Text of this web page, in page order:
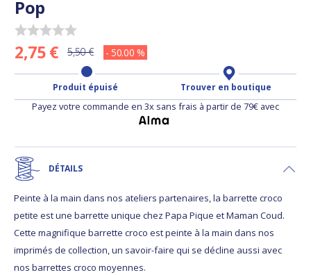
Pop
2,75 € 5,50 € - 50.00 %
Produit épuisé Trouver en boutique
Payez votre commande en 3x sans frais à partir de 79€ avec
DÉTAILS
Peinte à la main dans nos ateliers partenaires, la barrette croco
petite est une barrette unique chez Papa Pique et Maman Coud.
Cette magnifique barrette croco est peinte à la main dans nos
imprimés de collection, un savoir-faire qui se décline aussi avec
nos barrettes croco moyennes.